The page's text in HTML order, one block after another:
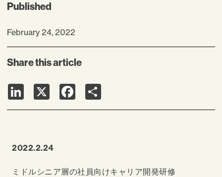
Published
February 24, 2022
Share this article
LinkedIn Facebook
2022.2.24
ミドルシニア層の社員向けキャリア開発研修